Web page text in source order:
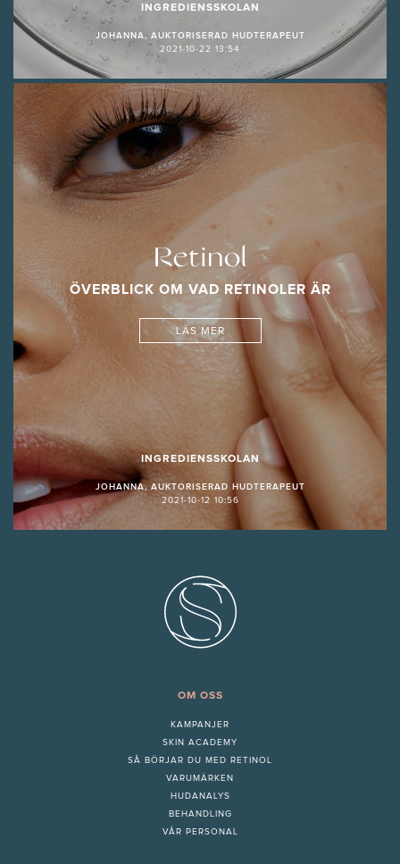
INGREDIENSSKOLAN
JOHANNA, AUKTORISERAD HUDTERAPEUT
2021-10-22 13:54
Retinol
ÖVERBLICK OM VAD RETINOLER ÄR
LÄS MER
INGREDIENSSKOLAN
JOHANNA, AUKTORISERAD HUDTERAPEUT
2021-10-12 10:56
OM OSS
KAMPANJER
SKIN ACADEMY
SÅ BÖRJAR DU MED RETINOL
VARUMÄRKEN
HUDANALYS
BEHANDLING
VÅR PERSONAL